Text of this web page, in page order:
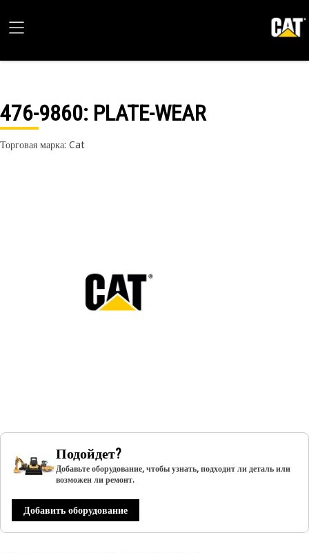
476-9860: PLATE-WEAR
Торговая марка: Cat
Подойдет?
Добавьте оборудование, чтобы узнать, подходит ли деталь или
возможен ли ремонт.
Добавить оборудование